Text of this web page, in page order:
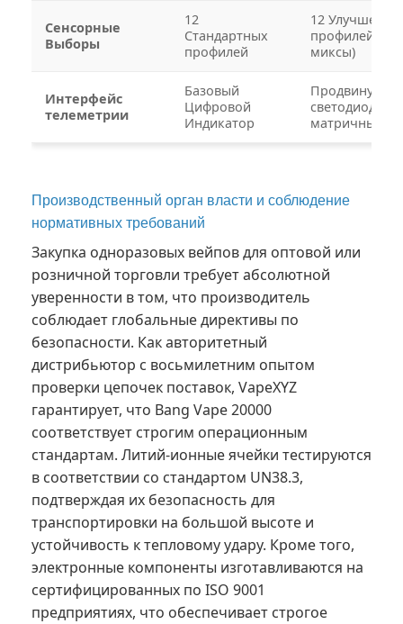
Сенсорные
Выборы
12
Стандартных
профилей
12
профилей
миксы)
Интерфейс
телеметрии
Базовый
Цифровой
Индикатор
Продвинутый
светодиодный
матричный
Производственный орган власти и соблюдение
нормативных требований
Закупка одноразовых вейпов для оптовой или
розничной торговли требует абсолютной
уверенности в том, что производитель
соблюдает глобальные директивы по
безопасности. Как авторитетный
дистрибьютор с восьмилетним опытом
проверки цепочек поставок, VapeXYZ
гарантирует, что Bang Vape 20000
соответствует строгим операционным
стандартам. Литий-ионные ячейки тестируются
в соответствии со стандартом UN38.3,
подтверждая их безопасность для
транспортировки на большой высоте и
устойчивость к тепловому удару. Кроме того,
электронные компоненты изготавливаются на
сертифицированных по ISO 9001
предприятиях, что обеспечивает строгое